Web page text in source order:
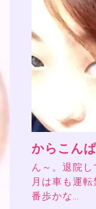
からこん
ん～。退院
月は車も運
番歩かな…